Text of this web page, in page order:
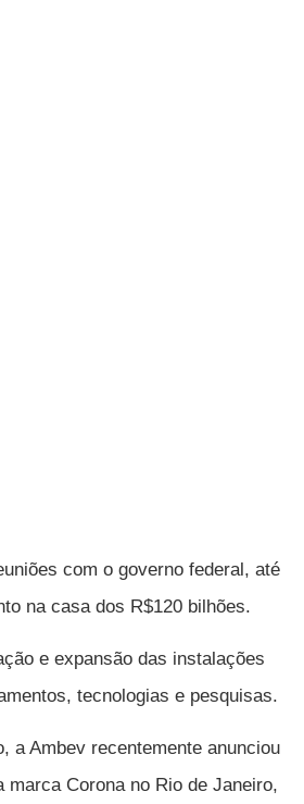
com o governo federal, até
na casa dos R$120 bilhões.
e expansão das instalações
tecnologias e pesquisas.
a Ambev recentemente anunciou
marca Corona no Rio de Janeiro,